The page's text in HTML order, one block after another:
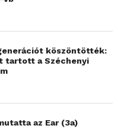
köszöntötték:
tartott a Széchenyi
az Ear (3a)